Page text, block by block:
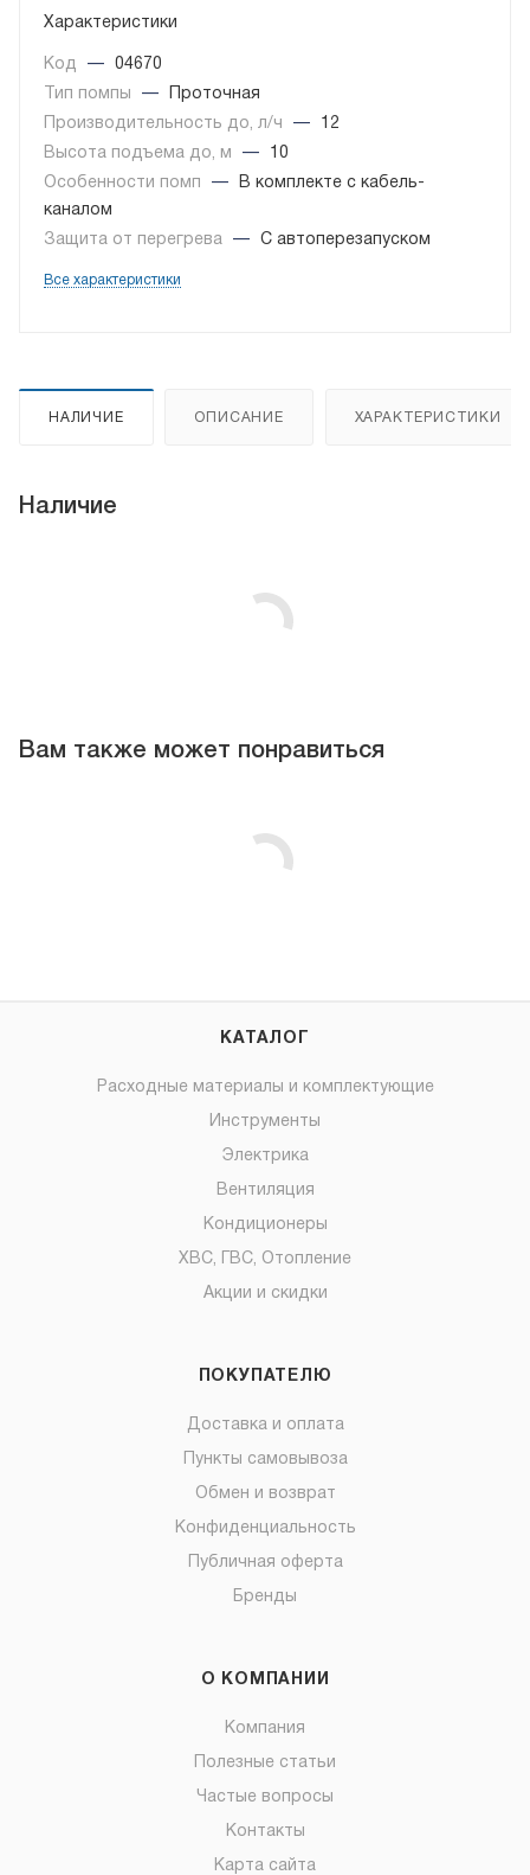
Характеристики
Код —
04670
Тип помпы
—
Проточная
Производительность до, л/ч
—
12
Высота подъема до, м
—
10
Особенности помп
—
В комплекте с кабель-
каналом
Защита от перегрева
— С автоперезапуском
Все характеристики
НАЛИЧИЕ ОПИСАНИЕ ХАРАКТЕРИСТИКИ
Наличие
Вам также может понравиться
КАТАЛОГ
Расходные материалы и комплектующие
Инструменты
Электрика
Вентиляция
Кондиционеры
ХВС, ГВС, Отопление
Акции и скидки
ПОКУПАТЕЛЮ
Доставка и оплата
Пункты самовывоза
Обмен и возврат
Конфиденциальность
Публичная оферта
Бренды
О КОМПАНИИ
Компания
Полезные статьи
Частые вопросы
Контакты
Карта сайта